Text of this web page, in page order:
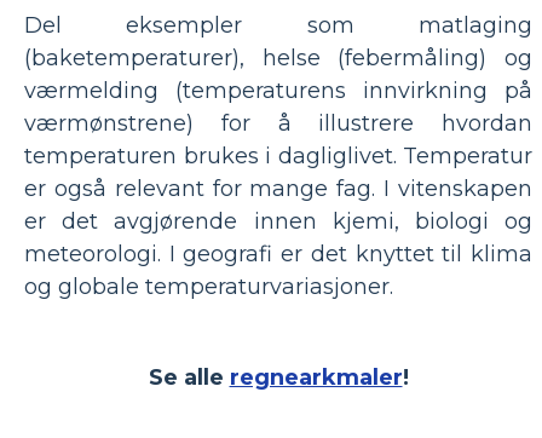
Del eksempler som matlaging
(baketemperaturer), helse (febermåling) og
værmelding (temperaturens innvirkning på
værmønstrene) for å illustrere hvordan
temperaturen brukes i dagliglivet. Temperatur
er også relevant for mange fag. I vitenskapen
er det avgjørende innen kjemi, biologi og
meteorologi. I geografi er det knyttet til klima
og globale temperaturvariasjoner.
Se alle regnearkmaler!